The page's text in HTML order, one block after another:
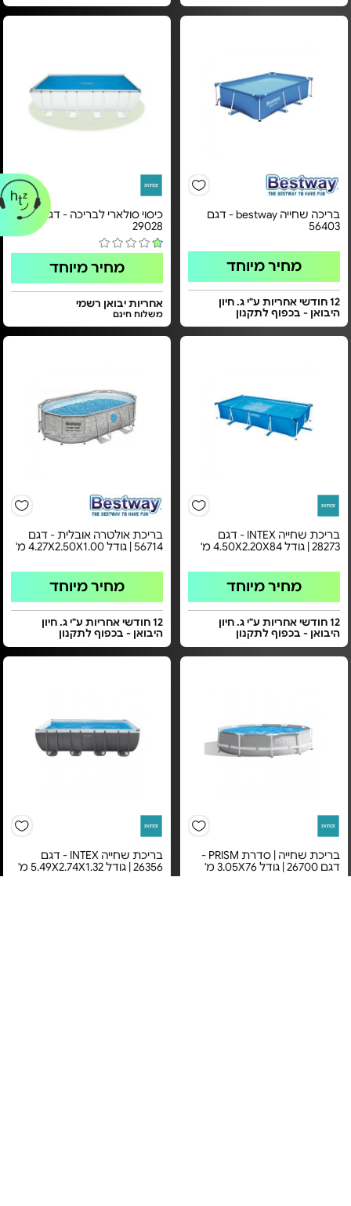
בריכה שחייה bestway - דגם
56403
מחיר מיוחד
12 חודשי אחריות ע"י ג. חיון
היבואן - בכפוף לתקנון
כיסוי סולארי לבריכה - דגם
29028
מחיר מיוחד
אחריות יבואן רשמי
משלוח חינם
בריכת שחייה INTEX - דגם
28273 | גודל 4.50X2.20X84 מ'
מחיר מיוחד
12 חודשי אחריות ע"י ג. חיון
היבואן - בכפוף לתקנון
בריכת אולטרה אובלית - דגם
56714 | גודל 4.27X2.50X1.00 מ'
מחיר מיוחד
12 חודשי אחריות ע"י ג. חיון
היבואן - בכפוף לתקנון
בריכת שחייה | סדרת PRISM -
דגם 26700 | גודל 3.05X76 מ'
בריכת שחייה INTEX - דגם
26356 | גודל 5.49X2.74X1.32 מ'